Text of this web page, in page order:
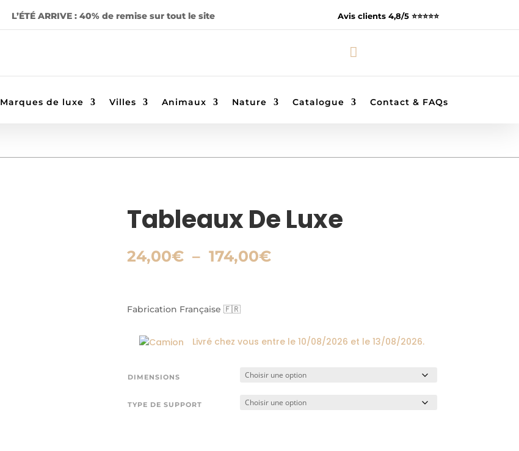
L’ÉTÉ ARRIVE : 40% de remise sur tout le site Avis clients 4,8/5 ⭐️⭐️⭐️⭐️⭐️

Marques de luxe Villes Animaux Nature Catalogue Contact & FAQs
Tableaux De Luxe
24,00€ – 174,00€Plage
Fabrication Française 🇫🇷
Livré chez vous entre le10/08/2026 et le13/08/2026.
DIMENSIONS
TYPE DE SUPPORT